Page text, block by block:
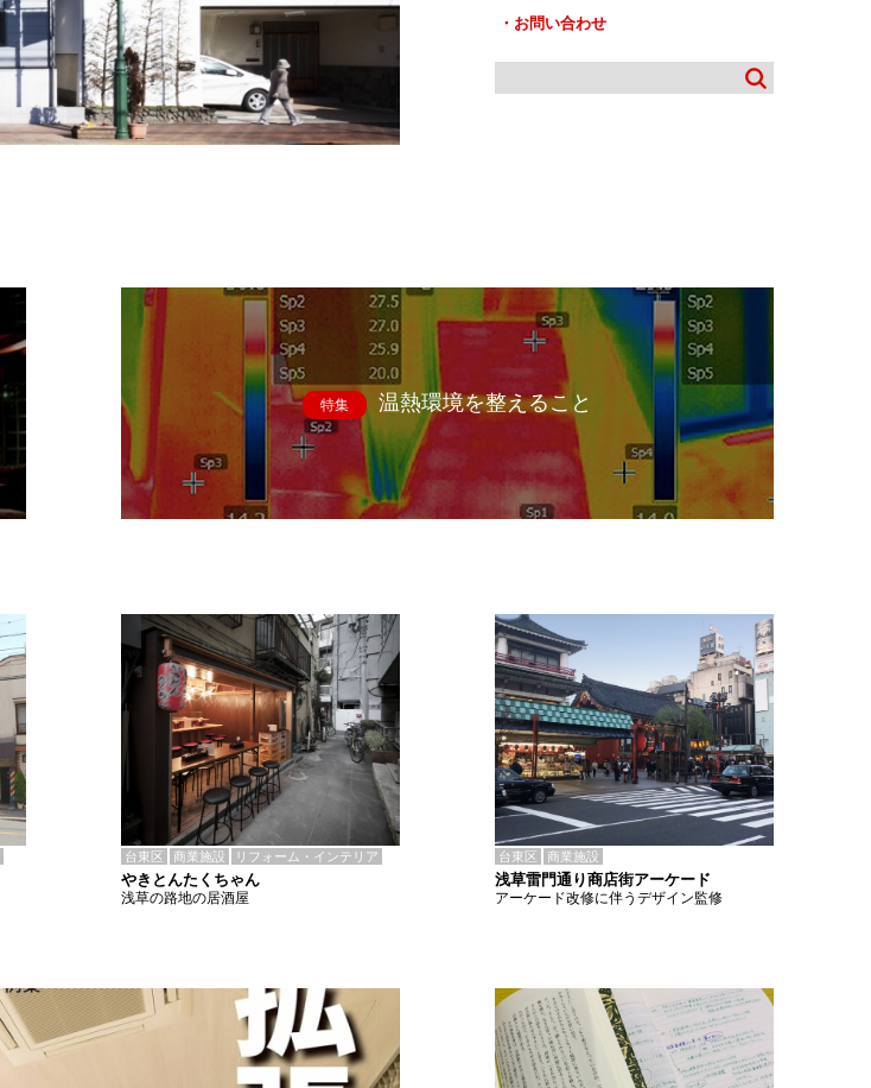
お問い合わせ
特集 温熱環境を整えること
台東区 商業施設 リフォーム・インテリア
やきとんたくちゃん
浅草の路地の居酒屋
台東区 商業施設
浅草雷門通り商店街アーケード
アーケード改修に伴うデザイン監修